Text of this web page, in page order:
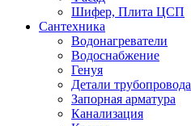
Шифер, Плита ЦСП
Сантехника
Водонагреватели
Водоснабжение
Генуя
Детали трубопровода
Запорная арматура
Канализация